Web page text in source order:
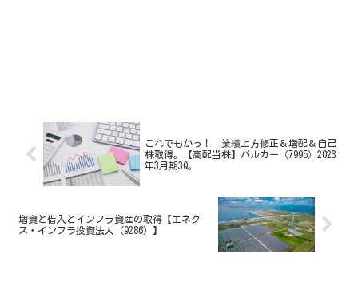
これでもかっ！ 業績上方修正＆増配＆自己
株取得。【高配当株】バルカー（7995）2023
年3月期3Q。
増資と借入とインフラ資産の取得【エネク
ス・インフラ投資法人（9286）】